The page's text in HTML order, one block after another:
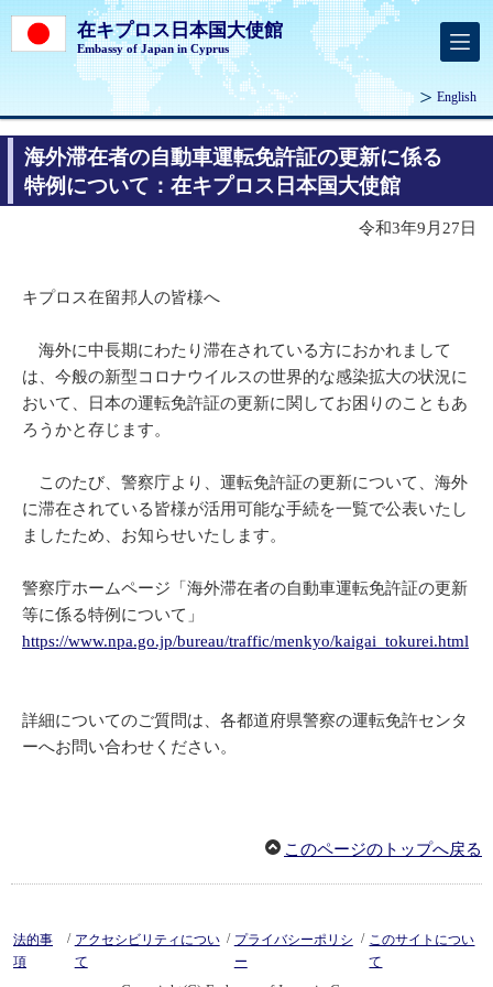
在キプロス日本国大使館
Embassy of Japan in Cyprus
English
海外滞在者の自動車運転免許証の更新に係る
特例について：在キプロス日本国大使館
令和3年9月27日
キプロス在留邦人の皆様へ
海外に中長期にわたり滞在されている方におかれまして
は、今般の新型コロナウイルスの世界的な感染拡大の状況に
おいて、日本の運転免許証の更新に関してお困りのこともあ
ろうかと存じます。
このたび、警察庁より、運転免許証の更新について、海外
に滞在されている皆様が活用可能な手続を一覧で公表いたし
ましたため、お知らせいたします。
警察庁ホームページ「海外滞在者の自動車運転免許証の更新
等に係る特例について」
https://www.npa.go.jp/bureau/traffic/menkyo/kaigai_tokurei.html
詳細についてのご質問は、各都道府県警察の運転免許センタ
ーへお問い合わせください。
このページのトップへ戻る
法的事
項
/ アクセシビリティについ
て
/ プライバシーポリシ
ー
/ このサイトについ
て